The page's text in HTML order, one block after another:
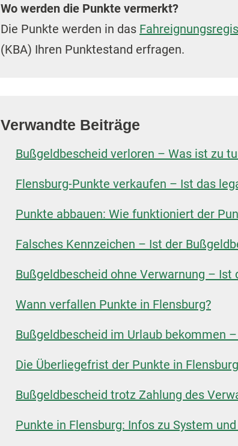
Wo werden die Punkte vermerkt?
Die Punkte werden in das
(KBA) Ihren Punktestand erfragen.
Verwandte Beiträge
Bußgeldbescheid verloren – Was ist zu
Flensburg-Punkte verkaufen – Ist das
Punkte abbauen: Wie funktioniert der
Falsches Kennzeichen – Ist der
Bußgeldbescheid ohne Verwarnung – Ist
Wann verfallen Punkte in Flensburg?
Bußgeldbescheid im Urlaub bekommen
Die Überliegefrist der Punkte in Flensburg
Bußgeldbescheid trotz Zahlung des
Punkte in Flensburg: Infos zu System